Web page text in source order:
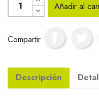
Añadir al
Compartir
Descripción